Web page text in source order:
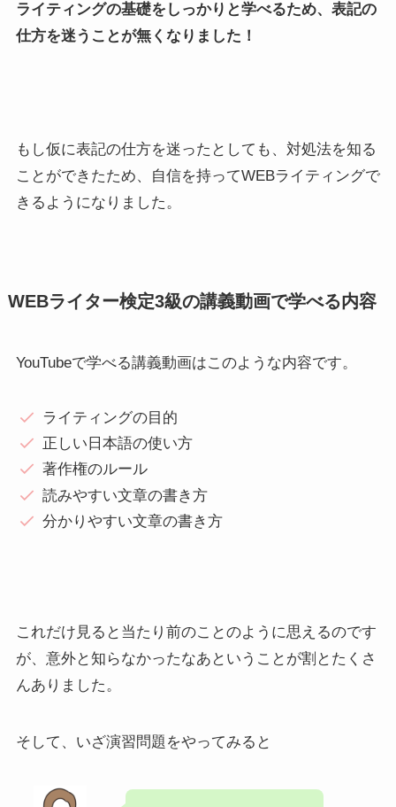
ライティングの基礎をしっかりと学べるため、表記の
仕方を迷うことが無くなりました！
もし仮に表記の仕方を迷ったとしても、対処法を知る
ことができたため、自信を持ってWEBライティングで
きるようになりました。
WEBライター検定3級の講義動画で学べる内容
YouTubeで学べる講義動画はこのような内容です。
ライティングの目的
正しい日本語の使い方
著作権のルール
読みやすい文章の書き方
分かりやすい文章の書き方
これだけ見ると当たり前のことのように思えるのです
が、意外と知らなかったなあということが割とたくさ
んありました。
そして、いざ演習問題をやってみると